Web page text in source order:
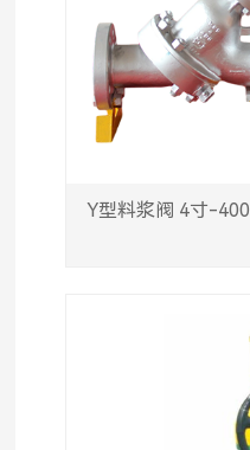
Y型料浆阀 4寸-400